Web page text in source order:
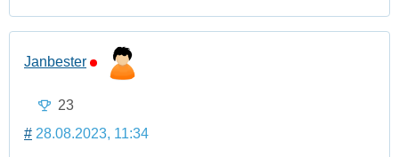
Janbester
23
# 28.08.2023, 11:34